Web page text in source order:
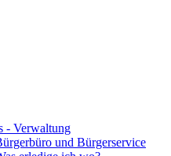
- Verwaltung
und Bürgerservice